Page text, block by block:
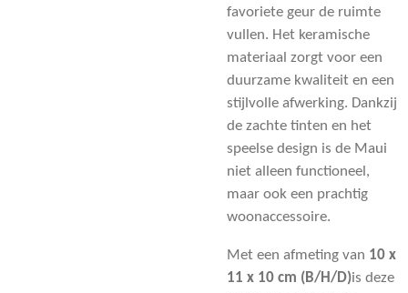
favoriete geur de ruimte
vullen. Het keramische
materiaal zorgt voor een
duurzame kwaliteit en een
stijlvolle afwerking. Dankzij
de zachte tinten en het
speelse design is de Maui
niet alleen functioneel,
maar ook een prachtig
woonaccessoire.
Met een afmeting van 10 x
11 x 10 cm (B/H/D)is deze